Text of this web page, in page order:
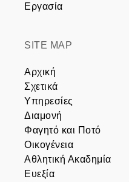
Εργασία
SITE MAP
Αρχική
Σχετικά
Υπηρεσίες
Διαμονή
Φαγητό και Ποτό
Οικογένεια
Αθλητική Ακαδημία
Ευεξία